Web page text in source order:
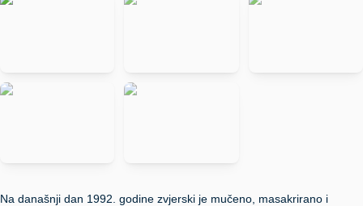
Na današnji dan 1992. godine zvjerski je mučeno, masakrirano i